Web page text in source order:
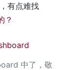
有点难找
？
中了，敬